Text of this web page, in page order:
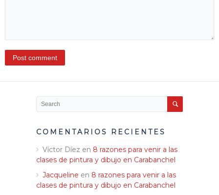
COMENTARIOS RECIENTES
Víctor Díez en 8 razones para venir a las
clases de pintura y dibujo en Carabanchel
Jacqueline en 8 razones para venir a las
clases de pintura y dibujo en Carabanchel